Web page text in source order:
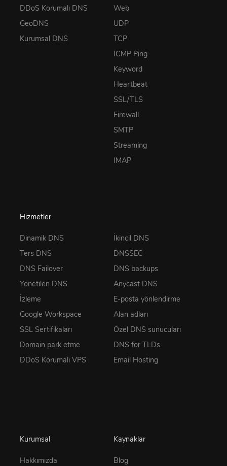
DDoS Korumalı DNS
GeoDNS
Kurumsal DNS
Web
UDP
TCP
ICMP Ping
Keyword
Heartbeat
SSL/TLS
Firewall
SMTP
Streaming
IMAP
Hizmetler
Dinamik DNS
Ters DNS
DNS Failover
Yönetilen DNS
İzleme
Google Workspace
SSL Sertifikaları
Domain park etme
DDoS Korumalı VPS
İkincil DNS
DNSSEC
DNS backups
Anycast DNS
E-posta yönlendirme
Alan adları
Özel DNS sunucuları
DNS for TLDs
Email Hosting
Kurumsal
Hakkımızda
Kaynaklar
Blog